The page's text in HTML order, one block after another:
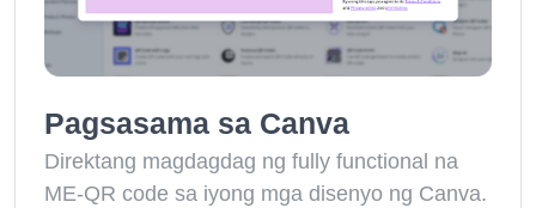
Pagsasama sa Canva
Direktang magdagdag ng fully functional na
ME-QR code sa iyong mga disenyo ng Canva.